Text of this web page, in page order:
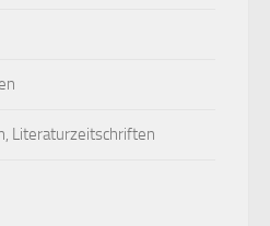
Literaturzeitschriften